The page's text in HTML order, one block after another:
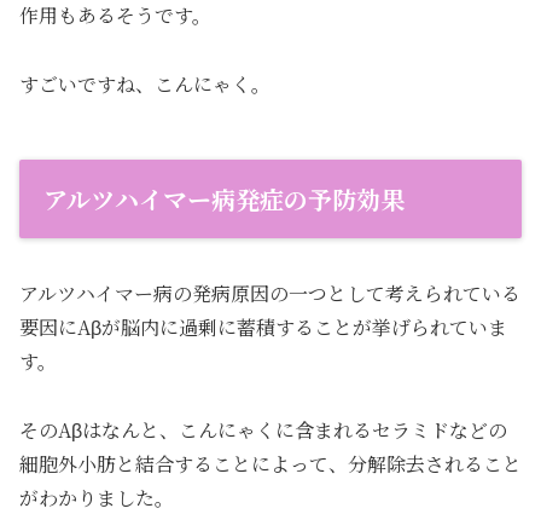
作用もあるそうです。
すごいですね、こんにゃく。
アルツハイマー病発症の予防効果
アルツハイマー病の発病原因の一つとして考えられている
要因にAβが脳内に過剰に蓄積することが挙げられていま
す。
そのAβはなんと、こんにゃくに含まれるセラミドなどの
細胞外小肪と結合することによって、分解除去されること
がわかりました。